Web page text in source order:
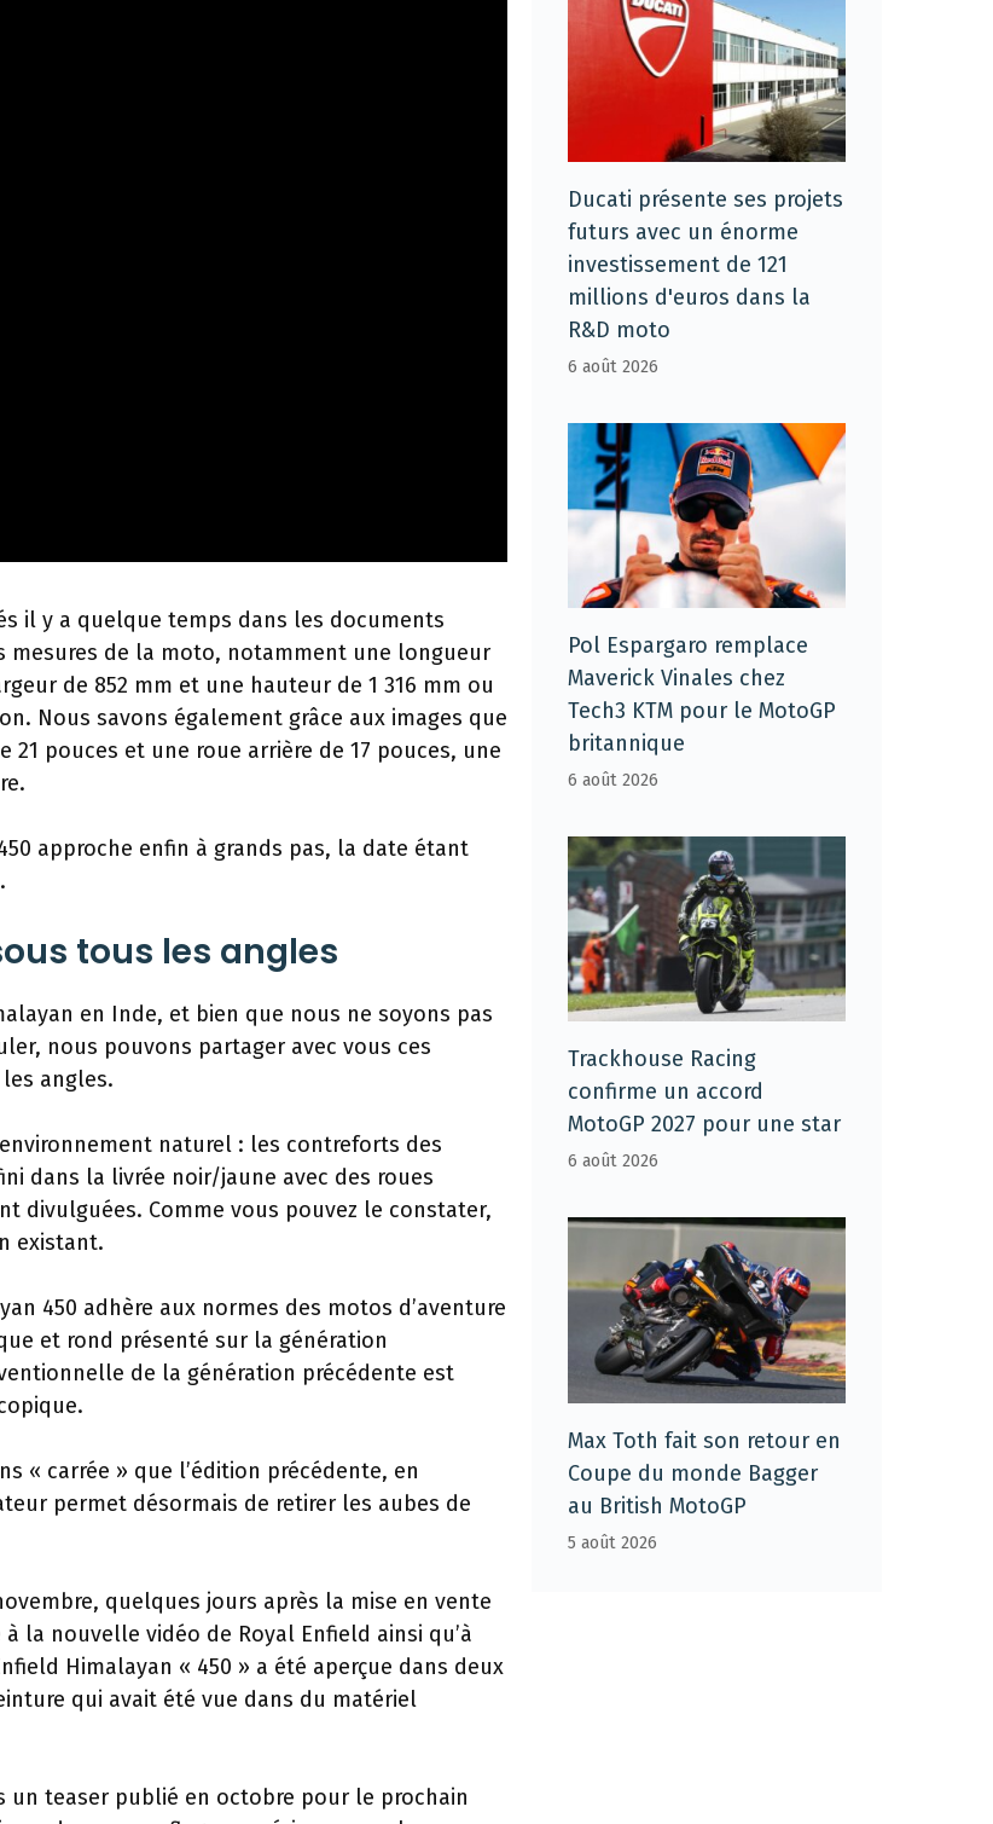
il y a quelque temps dans les documents
mesures de la moto, notamment une longueur
de 852 mm et une hauteur de 1 316 mm ou
Nous savons également grâce aux images que
pouces et une roue arrière de 17 pouces, une
approche enfin à grands pas, la date étant
tous les angles
en Inde, et bien que nous ne soyons pas
nous pouvons partager avec vous ces
angles.
naturel : les contreforts des
dans la livrée noir/jaune avec des roues
divulguées. Comme vous pouvez le constater,
existant.
450 adhère aux normes des motos d’aventure
et rond présenté sur la génération
de la génération précédente est
« carrée » que l’édition précédente, en
permet désormais de retirer les aubes de
quelques jours après la mise en vente
la nouvelle vidéo de Royal Enfield ainsi qu’à
Himalayan « 450 » a été aperçue dans deux
qui avait été vue dans du matériel
un teaser publié en octobre pour le prochain
Ducati présente ses projets
futurs avec un énorme
investissement de 121
millions d'euros dans la
R&D moto
6 août 2026
Pol Espargaro remplace
Maverick Vinales chez
Tech3 KTM pour le MotoGP
britannique
6 août 2026
Trackhouse Racing
confirme un accord
MotoGP 2027 pour une star
6 août 2026
Max Toth fait son retour en
Coupe du monde Bagger
au British MotoGP
5 août 2026